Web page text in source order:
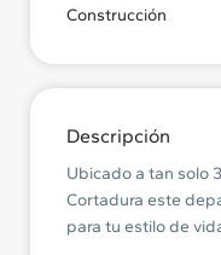
Construcción
Descripción
Ubicado a tan solo
Cortadura este
para tu estilo de